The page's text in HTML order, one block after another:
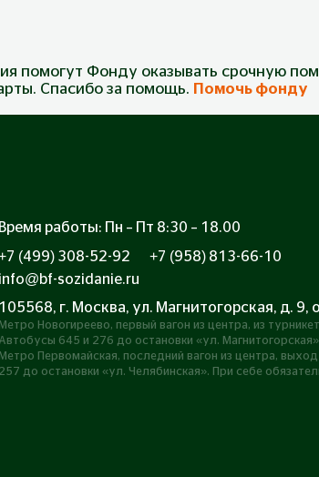
помогут Фонду оказывать срочную
Спасибо за помощь. Помочь фонду
Время работы: Пн – Пт 8:30 – 18.00
(499) 308-52-92
+7 (958) 813-66-10
info@bf-sozidanie.ru
105568, г. Москва, ул. Магнитогорская, д. 9,
Метро Новогиреево, первый вагон из центра, из
Автобусы 645 и 276 до остановки «ул.
Метро Первомайская, последний вагон из центра,
257 до остановки «ул. Челябинская». При себе